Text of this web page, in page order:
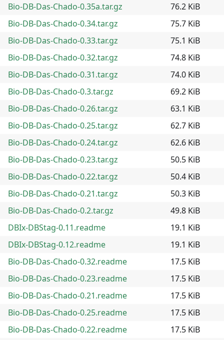
Bio-DB-Das-Chado-0.35a.tar.gz
76.2 KiB
Bio-DB-Das-Chado-0.34.tar.gz
75.7 KiB
Bio-DB-Das-Chado-0.33.tar.gz
75.1 KiB
Bio-DB-Das-Chado-0.32.tar.gz
74.8 KiB
Bio-DB-Das-Chado-0.31.tar.gz
74.0 KiB
Bio-DB-Das-Chado-0.3.tar.gz
69.2 KiB
Bio-DB-Das-Chado-0.26.tar.gz
63.1 KiB
Bio-DB-Das-Chado-0.25.tar.gz
62.7 KiB
Bio-DB-Das-Chado-0.24.tar.gz
62.6 KiB
Bio-DB-Das-Chado-0.23.tar.gz
50.5 KiB
Bio-DB-Das-Chado-0.22.tar.gz
50.4 KiB
Bio-DB-Das-Chado-0.21.tar.gz
50.3 KiB
Bio-DB-Das-Chado-0.2.tar.gz
49.8 KiB
DBIx-DBStag-0.11.readme
19.1 KiB
DBIx-DBStag-0.12.readme
19.1 KiB
Bio-DB-Das-Chado-0.32.readme
17.5 KiB
Bio-DB-Das-Chado-0.23.readme
17.5 KiB
Bio-DB-Das-Chado-0.21.readme
17.5 KiB
Bio-DB-Das-Chado-0.25.readme
17.5 KiB
Bio-DB-Das-Chado-0.22.readme
17.5 KiB